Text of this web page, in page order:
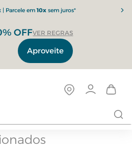
Parcele em10xsem juros*
OFFVER REGRAS
Aproveite